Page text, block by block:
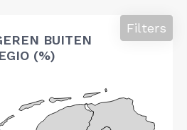
BUITEN
(%)
Filters